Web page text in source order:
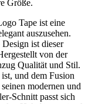
Größe.
Tape ist eine
auszusehen.
ist dieser
von der
Qualität und Stil.
und dem Fusion
modernen und
Schnitt passt sich